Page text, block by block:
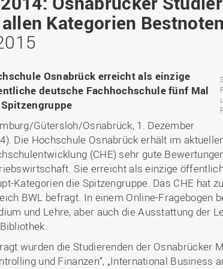
Gaststudierende
Sommer- und
als Fremdsprache
für
Geflüchtete
Förderung internationaler
Talente (FIT) in Osnabrück
Bibliothek
Career
schwerpunkte
und
Internationalisierung in der
Welcome Center
Hochschulbüro
GROWTH -
Hochschule
die Praxis
Gründungen |
Transfer in
Personalentwicklung
in
und Transfer
NETZWERKE
(HZC)
UAS7
Ingenieurwissenschaften
und Informatik (IuI)
für Musik (IfM)
(MKT, Campus
Wirtschafts- und
Sozialwissenschaften
(WiSo)
Vertretungen
Beauftragte
Professional
Amtsblatt
Kategorien Bestnoten
Osnabrück erreicht als einzige
deutsche Fachhochschule fünf Mal
Gütersloh/Osnabrück, 1. Dezember
Die Hochschule Osnabrück erhält im
(CHE) sehr gute
Sie erreicht als einzige
Kategorien die Spitzengruppe. Das CHE hat
BWL befragt. In einem Online-Fragebogen
und Lehre, aber auch die Ausstattung der
wurden die Studierenden der Osnabrücker
und Finanzen“, „International Business